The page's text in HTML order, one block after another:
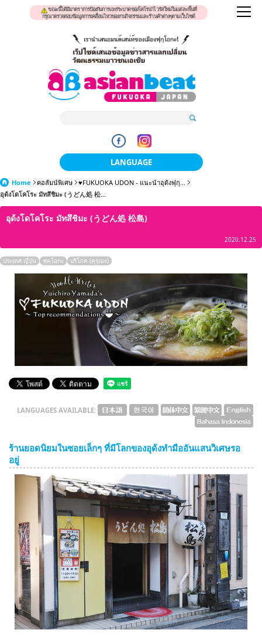
ขณะนี้ได้มีมาตราการป้องกันการแพร่ระบาดของโคโรน่าไวรัสใหม่ในแต่ละพื้นที่
กรุณาตรวจสอบข้อมูลการเคลื่อนไหวของงานกิจกรรมและร้านค้าต่างๆตามเว็บไซต์
LANGUAGE
日本語
한국어
ภาษาไทย
tiéng Viêt
Bahasa Indonesia
Home คอลัมน์พิเศษ
♥FUKUOKA UDON - แนะนำอุด้งฟุกุ...
อุด้งโดโคโระ มัทสึชิมะ (うどん処 松...
อุด้งโดโคโระ มัทสึชิมะ (うどん処 松島)
2020.12.25
ประเทศ ญี่ปุ่น ฟุคุโอกะ บริโภค (คุรุเมะ)
LANGUAGES AVAILABLE:
ร้านยอดนิยมในซอยเล็กๆ ที่มีโลกของอุด้งทำมืออันแสนวิเศษรอ
อยู่